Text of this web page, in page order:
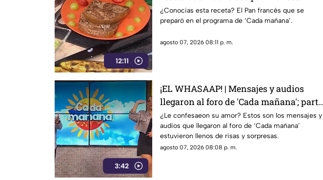
12:11
¿Conocias esta receta? El Pan francés que se
preparó en el programa de ‘Cada mañana’.
agosto 07, 2026 08:11 p. m.
3:42
¡EL WHASAAP! | Mensajes y audios
llegaron al foro de 'Cada mañana'; parte
1
¿Le confesaeon su amor? Estos son los mensajes y
audios que llegaron al foro de ‘Cada mañana’
estuvieron llenos de risas y sorpresas.
agosto 07, 2026 08:08 p. m.